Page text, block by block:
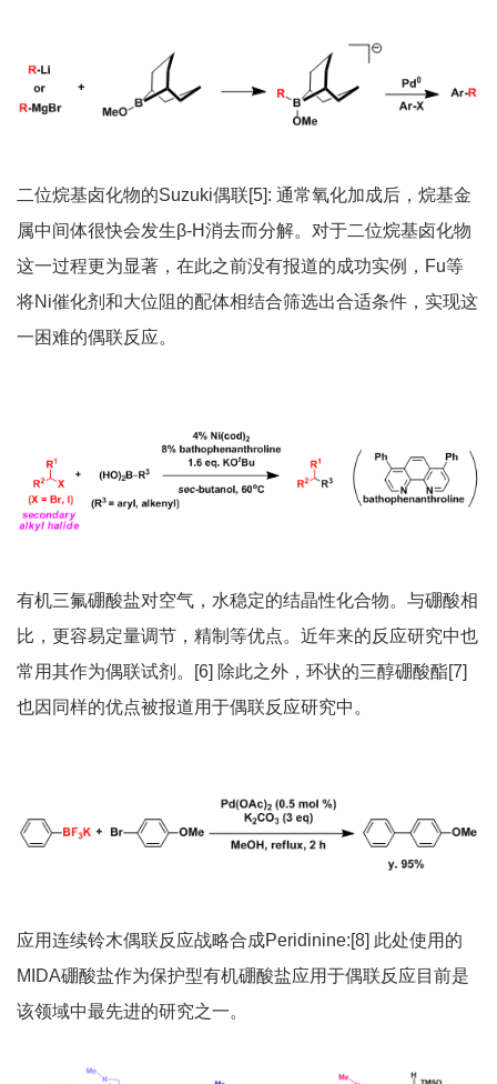
二位烷基卤化物的Suzuki偶联[5]: 通常氧化加成后，烷基金
属中间体很快会发生β-H消去而分解。对于二位烷基卤化物
这一过程更为显著，在此之前没有报道的成功实例，Fu等
将Ni催化剂和大位阻的配体相结合筛选出合适条件，实现这
一困难的偶联反应。
有机三氟硼酸盐对空气，水稳定的结晶性化合物。与硼酸相
比，更容易定量调节，精制等优点。近年来的反应研究中也
常用其作为偶联试剂。[6] 除此之外，环状的三醇硼酸酯[7]
也因同样的优点被报道用于偶联反应研究中。
应用连续铃木偶联反应战略合成Peridinine:[8] 此处使用的
MIDA硼酸盐作为保护型有机硼酸盐应用于偶联反应目前是
该领域中最先进的研究之一。